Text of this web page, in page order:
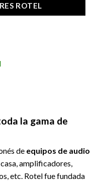
ROTEL
la gama de
de equipos de audio
amplificadores,
etc. Rotel fue fundada